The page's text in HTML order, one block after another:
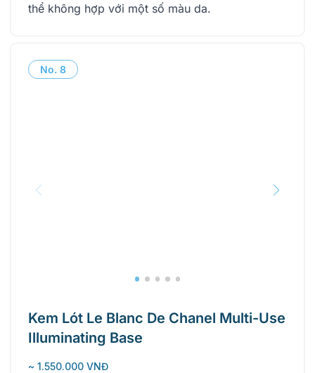
thể không hợp với một số màu da.
No. 8
Kem Lót Le Blanc De Chanel Multi-Use
Illuminating Base
~ 1.550.000 VNĐ